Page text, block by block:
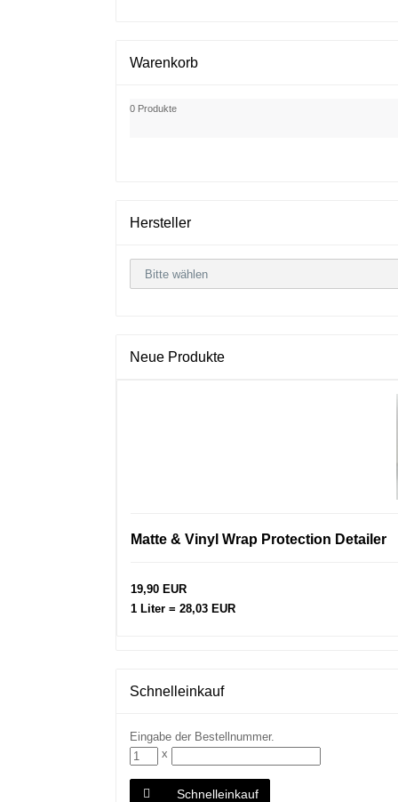
Warenkorb
0 Produkte
Hersteller
Neue Produkte
Matte & Vinyl Wrap Protection Detailer
19,90 EUR
1 Liter = 28,03 EUR
Schnelleinkauf
Eingabe der Bestellnummer.
x
Schnelleinkauf